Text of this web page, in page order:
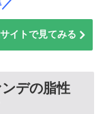
イトで見てみる
デの脂性